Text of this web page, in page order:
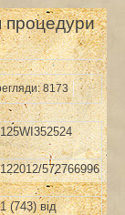
8173
572766996
(743) від